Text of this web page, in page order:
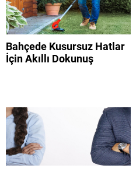
Bahçede Kusursuz Hatlar
İçin Akıllı Dokunuş